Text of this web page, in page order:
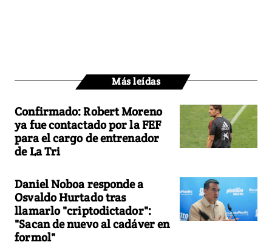
Más leídas
Confirmado: Robert Moreno
ya fue contactado por la FEF
para el cargo de entrenador
de La Tri
Daniel Noboa responde a
Osvaldo Hurtado tras
llamarlo "criptodictador":
"Sacan de nuevo al cadáver en
formol"